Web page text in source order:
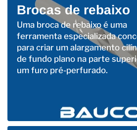
Brocas de rebaixo
Uma broca de rebaixo é uma
ferramenta especializada
para criar um alargamento
de fundo plano na parte
um furo pré-perfurado.